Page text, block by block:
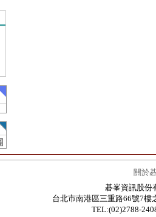
關於
碁峯資訊股份
台北市南港區三重路66號7樓
TEL:(02)2788-